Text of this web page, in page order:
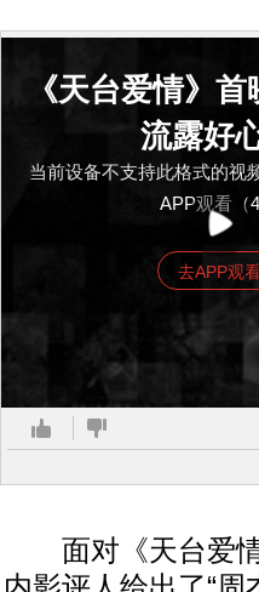
《天台爱情》
流露好
当前设备不支持此格式的视
APP观看（4
去APP观
面对《天台爱情